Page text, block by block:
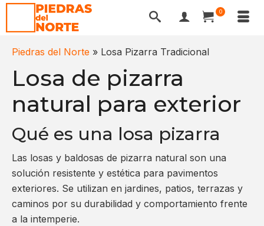
0
Piedras del Norte » Losa Pizarra Tradicional
Losa de pizarra
natural para exterior
Qué es una losa pizarra
Las losas y baldosas de pizarra natural son una
solución resistente y estética para pavimentos
exteriores. Se utilizan en jardines, patios, terrazas y
caminos por su durabilidad y comportamiento frente
a la intemperie.